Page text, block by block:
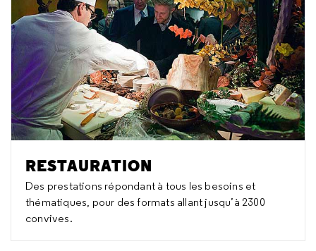
RESTAURATION
Des prestations répondant à tous les besoins et
thématiques, pour des formats allant jusqu’à 2300
convives.